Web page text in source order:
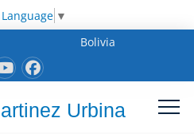
▼
Bolivia
Urbina